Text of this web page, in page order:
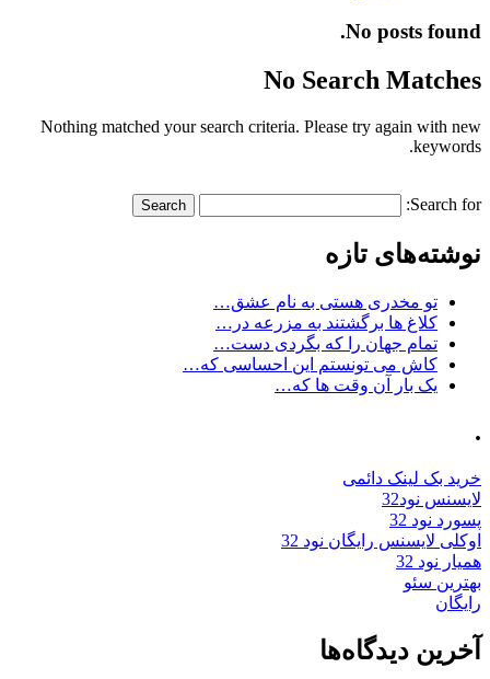
No posts found.
No Search Matches
Nothing matched your search criteria. Please try again with new
keywords.
Search for:
نوشته‌های تازه
تو مخدری هستی به نام عشق…
کلاغ ها برگشتند به مزرعه در…
تمام جهان را که بگردی دست…
کاش می تونستم این احساسی که…
یک بار آن وقت ها که…
.
خرید بک لینک دائمی
لایسنس نود32
پسورد نود 32
اوکلی لایسنس رایگان نود 32
همیار نود 32
بهترین سئو
رایگان
آخرین دیدگاه‌ها